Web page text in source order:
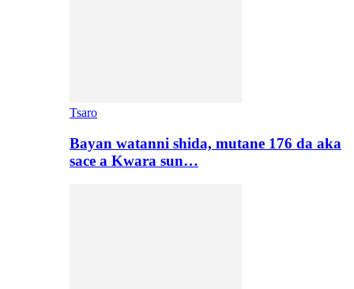
Tsaro
Bayan watanni shida, mutane 176 da aka
sace a Kwara sun…